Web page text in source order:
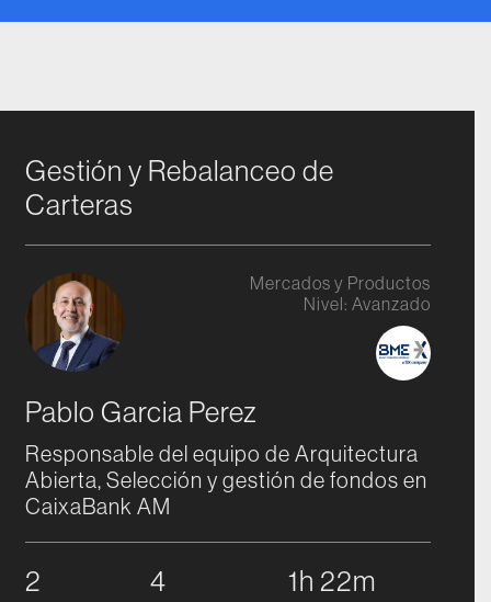
Gestión y Rebalanceo de
Carteras
Mercados y Productos
Nivel: Avanzado
Pablo Garcia Perez
Responsable del equipo de Arquitectura
Abierta, Selección y gestión de fondos en
CaixaBank AM
2 4 1h 22m